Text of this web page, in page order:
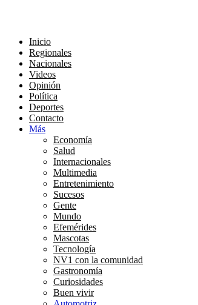
Inicio
Regionales
Nacionales
Videos
Opinión
Política
Deportes
Contacto
Más
Economía
Salud
Internacionales
Multimedia
Entretenimiento
Sucesos
Gente
Mundo
Efemérides
Mascotas
Tecnología
NV1 con la comunidad
Gastronomía
Curiosidades
Buen vivir